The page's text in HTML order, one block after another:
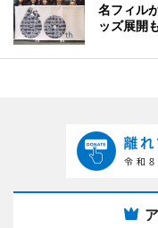
名フィル
ッズ展開